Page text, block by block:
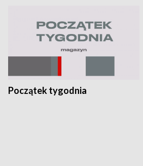
Początek tygodnia